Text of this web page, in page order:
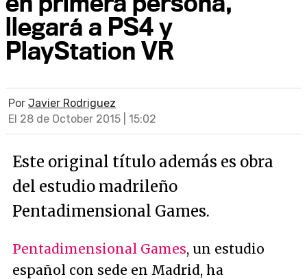
llegará a PS4 y
PlayStation VR
Por Javier Rodriguez
El 28 de October 2015 | 15:02
Este original título además es obra
del estudio madrileño
Pentadimensional Games.
Pentadimensional Games, un estudio
español con sede en Madrid, ha